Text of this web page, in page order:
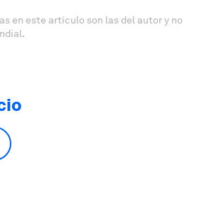
en este artículo son las del autor y no